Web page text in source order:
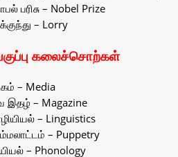
பரிசு – Nobel Prize
– Lorry
கலைச்சொற்கள்
– Media
இதழ் – Magazine
– Linguistics
– Puppetry
– Phonology